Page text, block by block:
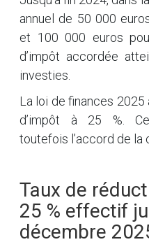
annuel de 50 000
et 100 000 euros
d’impôt accordée
investies.
La loi de finances
d’impôt à 25 %.
toutefois l’accord de la
Taux de
25 % effectif
décembre